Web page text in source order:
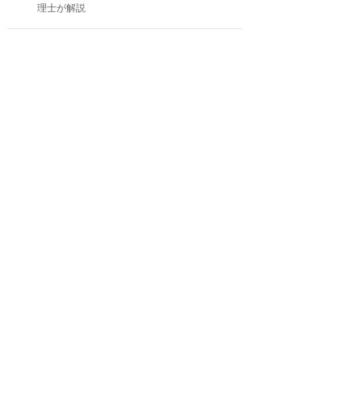
理士が解説